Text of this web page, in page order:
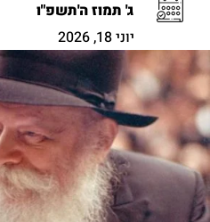
ג' תמוז ה'תשפ"ו
יוני 18, 2026